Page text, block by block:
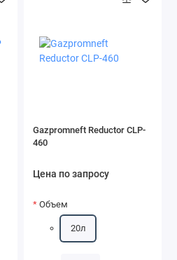
Gazpromneft Reductor CLP-
460
Цена по запросу
Объем
20л